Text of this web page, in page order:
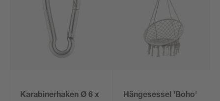
Karabinerhaken Ø 6 x
Hängesessel 'Boho'